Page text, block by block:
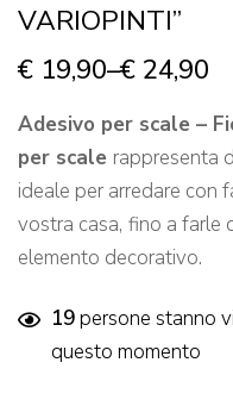
VARIOPINTI”
€ 19,90–€ 24,90
Adesivo per scale –
per scale rappresenta
ideale per arredare con
vostra casa, fino a farle
elemento decorativo.
19persone stanno
questo momento